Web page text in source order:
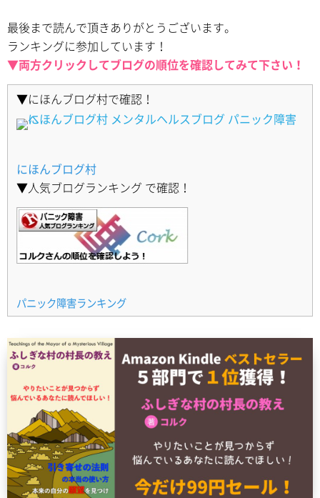
最後まで読んで頂きありがとうございます。
ランキングに参加しています！
▼両方クリックしてブログの順位を確認してみて下さい！
▼にほんブログ村で確認！
にほんブログ村
▼人気ブログランキング で確認！
パニック障害ランキング